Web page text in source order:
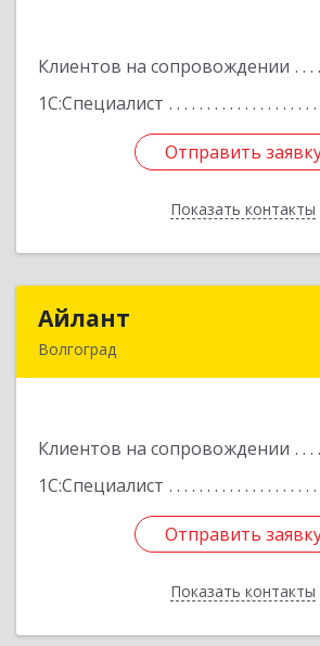
Клиентов на сопровождении
1С:Специалист
Отправить
Показать контакты
Отправить
Назад
Айлант
Волгоград
Клиентов на сопровождении
1С:Специалист
Отправить
Показать контакты
Отправить
Назад